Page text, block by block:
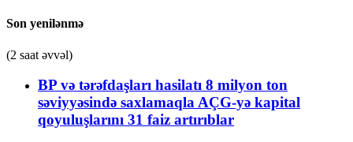
Son yenilənmə
(2 saat əvvəl)
BP və tərəfdaşları hasilatı 8 milyon ton
səviyyəsində saxlamaqla AÇG-yə kapital
qoyuluşlarını 31 faiz artırıblar